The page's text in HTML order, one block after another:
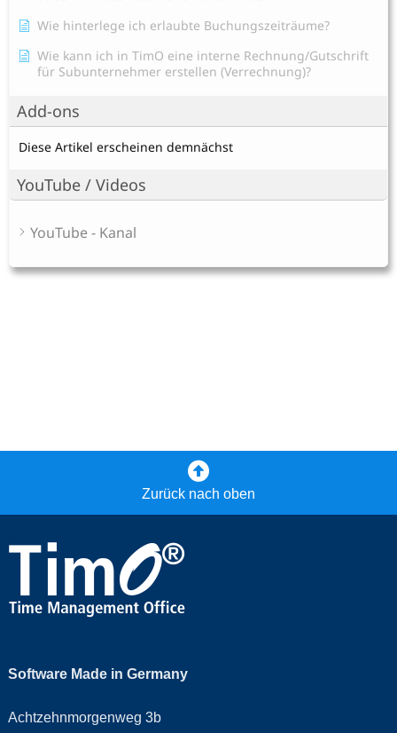
Wie hinterlege ich erlaubte Buchungszeiträume?
Wie kann ich in TimO eine interne Rechnung/Gutschrift
für Subunternehmer erstellen (Verrechnung)?
Add-ons
Diese Artikel erscheinen demnächst
YouTube / Videos
YouTube - Kanal
Zurück nach oben
Software Made in Germany
Achtzehnmorgenweg 3b